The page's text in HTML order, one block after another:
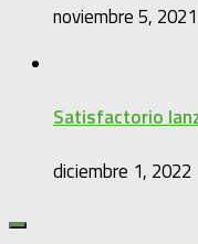
noviembre 5, 2021
Satisfactorio
diciembre 1, 2022